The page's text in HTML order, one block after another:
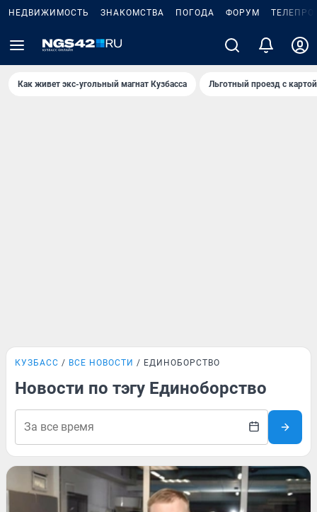
НЕДВИЖИМОСТЬ ЗНАКОМСТВА ПОГОДА ФОРУМ
Как живет экс-угольный магнат Кузбасса Льготный проезд с
КУЗБАСС ВСЕ НОВОСТИ ЕДИНОБОРСТВО
Новости по тэгу Единоборство